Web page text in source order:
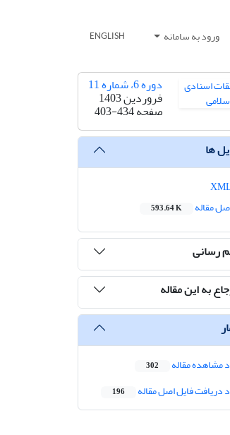
ورود به سامانه ENGLISH
دوره 6، شماره 11
فروردین 1403
صفحه403-434
ها
مقاله
593.64 K
رسانی
به این مقاله
مشاهده مقاله 302
دریافت فایل اصل مقاله 196